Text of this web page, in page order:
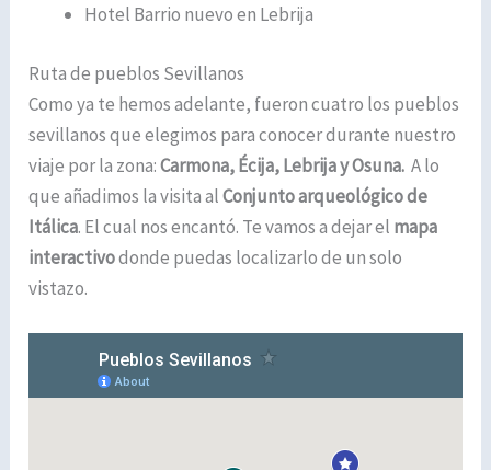
Hotel Barrio nuevo en Lebrija
Ruta de pueblos Sevillanos
Como ya te hemos adelante, fueron cuatro los pueblos
sevillanos que elegimos para conocer durante nuestro
viaje por la zona:Carmona, Écija, Lebrija y Osuna.A lo
que añadimos la visita alConjunto arqueológico de
Itálica. El cual nos encantó. Te vamos a dejar el mapa
interactivodonde puedas localizarlo de un solo
vistazo.